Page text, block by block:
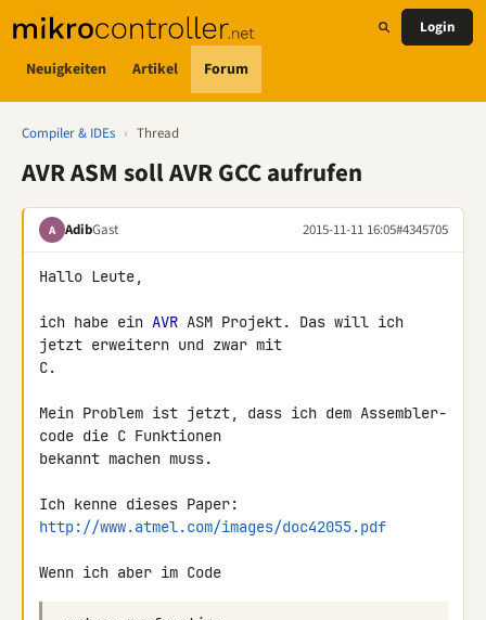
Neuigkeiten Artikel Forum
Login
Compiler & IDEs › Thread
AVR ASM soll AVR GCC aufrufen
A AdibGast 2015-11-11 16:05#4345705
Hallo Leute,
ich habe ein AVR ASM Projekt. Das will ich
jetzt erweitern und zwar mit
C.
Mein Problem ist jetzt, dass ich dem Assembler-
code die C Funktionen
bekannt machen muss.
http://www.atmel.com/images/doc42055.pdf
Wenn ich aber im Code